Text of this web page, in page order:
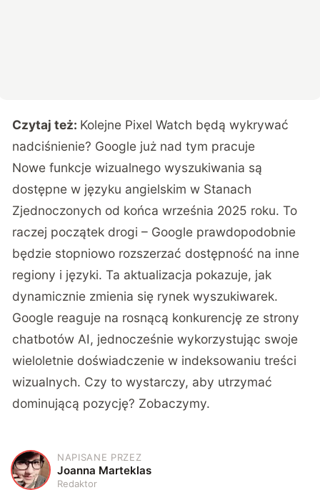
Czytaj też: Kolejne Pixel Watch będą wykrywać
nadciśnienie? Google już nad tym pracuje
Nowe funkcje wizualnego wyszukiwania są
dostępne w języku angielskim w Stanach
Zjednoczonych od końca września 2025 roku. To
raczej początek drogi – Google prawdopodobnie
będzie stopniowo rozszerzać dostępność na inne
regiony i języki. Ta aktualizacja pokazuje, jak
dynamicznie zmienia się rynek wyszukiwarek.
Google reaguje na rosnącą konkurencję ze strony
chatbotów AI, jednocześnie wykorzystując swoje
wieloletnie doświadczenie w indeksowaniu treści
wizualnych. Czy to wystarczy, aby utrzymać
dominującą pozycję? Zobaczymy.
J
NAPISANE PRZEZ
Joanna Marteklas
Redaktor